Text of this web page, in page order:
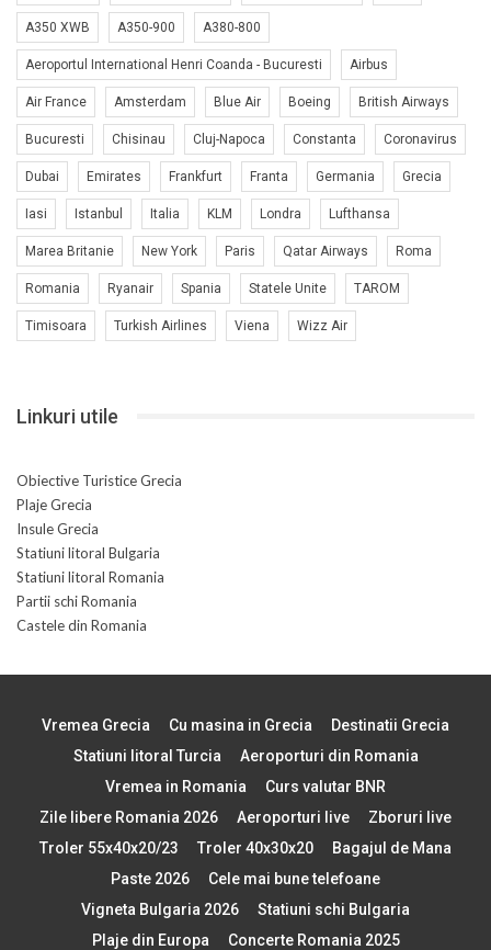
A350 XWB A350-900 A380-800
Aeroportul International Henri Coanda - Bucuresti Airbus
Air France Amsterdam Blue Air Boeing British Airways
Bucuresti Chisinau Cluj-Napoca Constanta Coronavirus
Dubai Emirates Frankfurt Franta Germania Grecia
Iasi Istanbul Italia KLM Londra Lufthansa
Marea Britanie New York Paris Qatar Airways Roma
Romania Ryanair Spania Statele Unite TAROM
Timisoara Turkish Airlines Viena Wizz Air
Linkuri utile
Obiective Turistice Grecia
Plaje Grecia
Insule Grecia
Statiuni litoral Bulgaria
Statiuni litoral Romania
Partii schi Romania
Castele din Romania
Vremea Grecia Cu masina in Grecia
Destinatii Grecia
Statiuni litoral Turcia
Aeroporturi din Romania
Vremea in Romania
Curs valutar BNR
Zile libere Romania 2026
Aeroporturi live
Zboruri live
Troler 55x40x20/23
Troler 40x30x20
Bagajul de Mana
Paste 2026
Cele mai bune telefoane
Vigneta Bulgaria 2026
Statiuni schi Bulgaria
Plaje din Europa
Concerte Romania 2025